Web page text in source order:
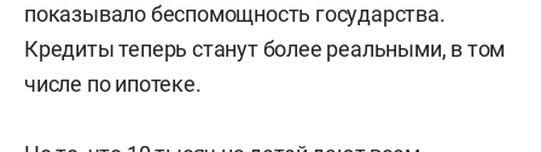
показывало беспомощность государства.
Кредиты теперь станут более реальными, в том
числе по ипотеке.